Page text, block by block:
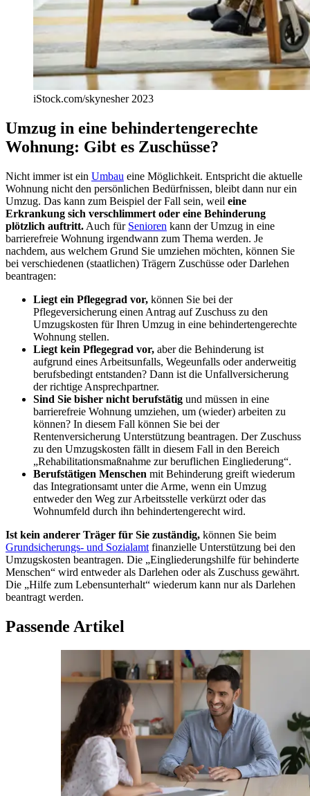
iStock.com/skynesher 2023
Umzug in eine behindertengerechte
Wohnung: Gibt es Zuschüsse?
Nicht immer ist ein Umbau eine Möglichkeit. Entspricht die aktuelle
Wohnung nicht den persönlichen Bedürfnissen, bleibt dann nur ein
Umzug. Das kann zum Beispiel der Fall sein, weil eine
Erkrankung sich verschlimmert oder eine Behinderung
plötzlich auftritt. Auch für Senioren kann der Umzug in eine
barrierefreie Wohnung irgendwann zum Thema werden. Je
nachdem, aus welchem Grund Sie umziehen möchten, können Sie
bei verschiedenen (staatlichen) Trägern Zuschüsse oder Darlehen
beantragen:
Liegt ein Pflegegrad vor, können Sie bei der
Pflegeversicherung einen Antrag auf Zuschuss zu den
Umzugskosten für Ihren Umzug in eine behindertengerechte
Wohnung stellen.
Liegt kein Pflegegrad vor, aber die Behinderung ist
aufgrund eines Arbeitsunfalls, Wegeunfalls oder anderweitig
berufsbedingt entstanden? Dann ist die Unfallversicherung
der richtige Ansprechpartner.
Sind Sie bisher nicht berufstätig und müssen in eine
barrierefreie Wohnung umziehen, um (wieder) arbeiten zu
können? In diesem Fall können Sie bei der
Rentenversicherung Unterstützung beantragen. Der Zuschuss
zu den Umzugskosten fällt in diesem Fall in den Bereich
Rehabilitationsmaßnahme zur beruflichen Eingliederung .
Berufstätigen Menschen mit Behinderung greift wiederum
das Integrationsamt unter die Arme, wenn ein Umzug
entweder den Weg zur Arbeitsstelle verkürzt oder das
Wohnumfeld durch ihn behindertengerecht wird.
Ist kein anderer Träger für Sie zuständig, können Sie beim
Grundsicherungs- und Sozialamt finanzielle Unterstützung bei den
Umzugskosten beantragen. Die
Eingliederungshilfe für behinderte
Menschen
wird entweder als Darlehen oder als Zuschuss gewährt.
Die
Hilfe zum Lebensunterhalt
wiederum kann nur als Darlehen
beantragt werden.
Passende Artikel